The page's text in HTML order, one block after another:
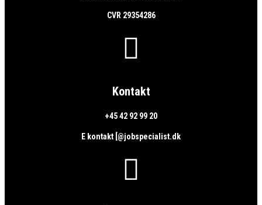
CVR 29354286

Kontakt
+45 42 92 99 20
E kontakt [@jobspecialist.dk
